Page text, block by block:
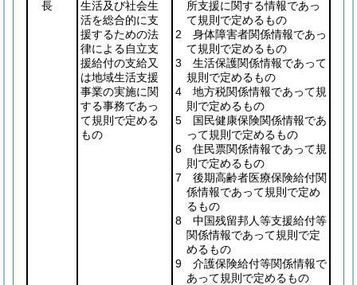
長
生活及び社会生
活を総合的に支
援するための法
律による自立支
援給付の支給又
は地域生活支援
事業の実施に関
する事務であっ
て規則で定める
もの
所支援に関する情報であっ
て規則で定めるもの
2 身体障害者関係情報であっ
て規則で定めるもの
3 生活保護関係情報であって
規則で定めるもの
4 地方税関係情報であって規
則で定めるもの
5 国民健康保険関係情報であ
って規則で定めるもの
6 住民票関係情報であって規
則で定めるもの
7 後期高齢者医療保険給付関
係情報であって規則で定め
るもの
8 中国残留邦人等支援給付等
関係情報であって規則で定
めるもの
9 介護保険給付等関係情報で
あって規則で定めるもの